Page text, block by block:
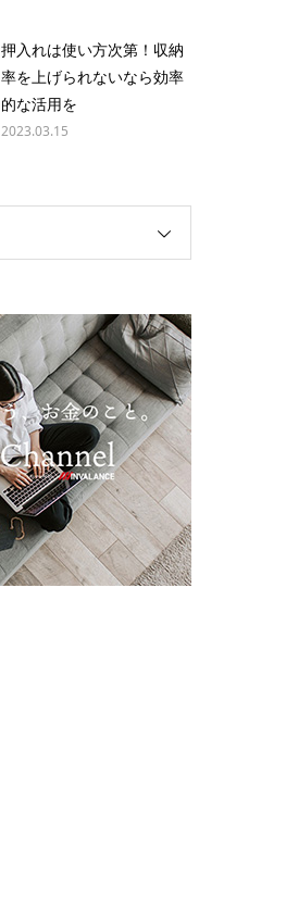
押入れは使い方次第！収納
率を上げられないなら効率
的な活用を
2023.03.15